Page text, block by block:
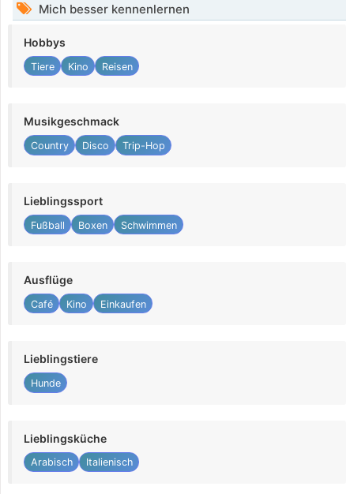
Mich besser kennenlernen
Hobbys
Tiere Kino Reisen
Musikgeschmack
Country Disco Trip-Hop
Lieblingssport
Fußball Boxen Schwimmen
Ausflüge
Café Kino Einkaufen
Lieblingstiere
Hunde
Lieblingsküche
Arabisch Italienisch